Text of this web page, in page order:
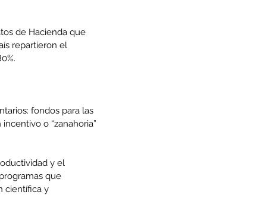
de Hacienda que
repartieron el
fondos para las
o “zanahoria”
y el
que
científica y